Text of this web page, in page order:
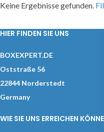
Keine Ergebnisse gefunden.
HIER FINDEN SIE UNS
BOXEXPERT.DE
Oststraße 56
22844 Norderstedt
Germany
WIE SIE UNS ERREICHEN